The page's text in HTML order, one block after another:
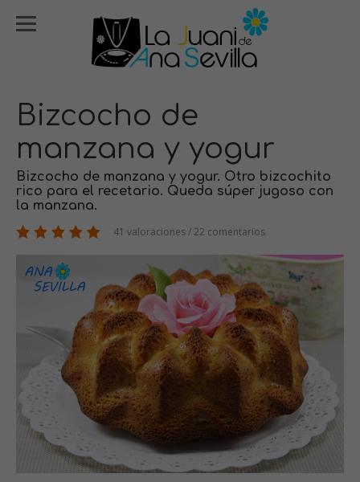
Bizcocho de
manzana y yogur
Bizcocho de manzana y yogur. Otro bizcochito
rico para el recetario. Queda súper jugoso con
la manzana.
41 valoraciones / 22 comentarios